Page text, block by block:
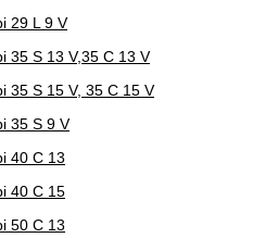
29 L 9 V
35 S 13 V,35 C 13 V
35 S 15 V, 35 C 15 V
35 S 9 V
40 C 13
40 C 15
50 C 13